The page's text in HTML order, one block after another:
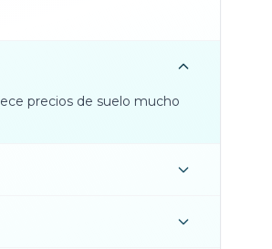
precios de suelo mucho